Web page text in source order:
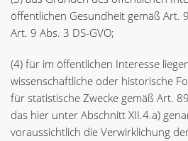
öffentlichen Gesundheit gemäß Art.
Art. 9 Abs. 3 DS-GVO;
(4) für im öffentlichen Interesse
wissenschaftliche oder historische
für statistische Zwecke gemäß Art.
das hier unter Abschnitt XII.4.a)
voraussichtlich die Verwirklichung